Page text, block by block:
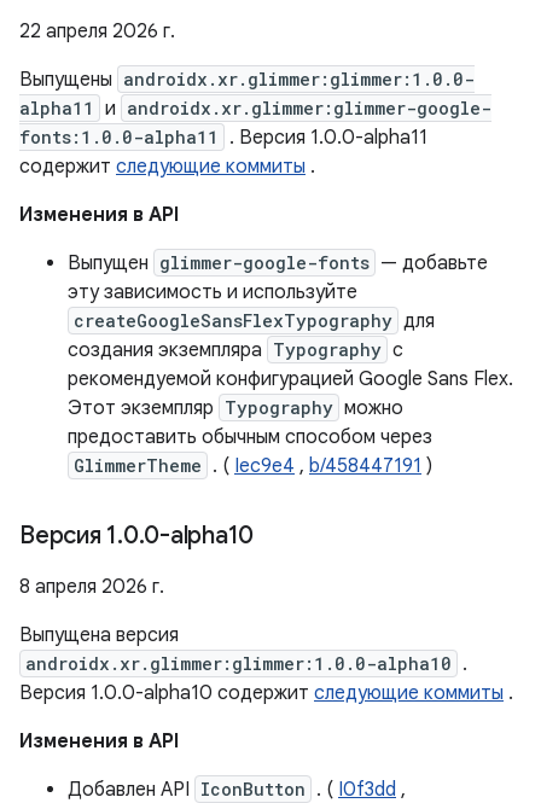
22 апреля 2026 г.
Выпущены androidx.xr.glimmer:glimmer:1.0.0-
alpha11
и androidx.xr.glimmer:glimmer-google-
fonts:1.0.0-alpha11
. Версия 1.0.0-alpha11
содержит следующие коммиты .
Изменения в API
Выпущен glimmer-google-fonts — добавьте
эту зависимость и используйте
createGoogleSansFlexTypography для
создания экземпляра Typography с
рекомендуемой конфигурацией Google Sans Flex.
Этот экземпляр Typography можно
предоставить обычным способом через
GlimmerTheme . ( Iec9e4 , b/458447191 )
Версия 1.0.0-alpha10
8 апреля 2026 г.
Выпущена версия
androidx.xr.glimmer:glimmer:1.0.0-alpha10 .
Версия 1.0.0-alpha10 содержит следующие коммиты .
Изменения в API
Добавлен API IconButton . ( I0f3dd ,